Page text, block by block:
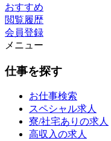
おすすめ
閲覧履歴
会員登録
メニュー
仕事を探す
お仕事検索
スペシャル求人
寮/社宅ありの求人
高収入の求人